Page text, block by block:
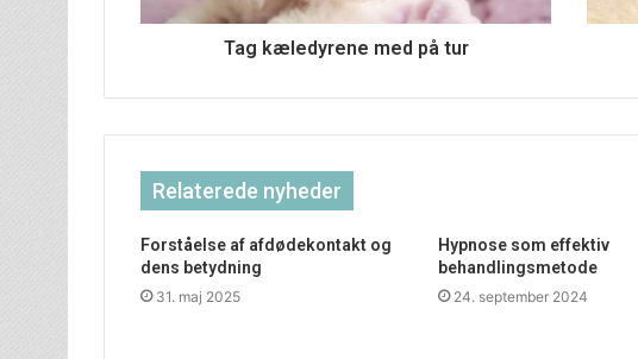
Tag kæledyrene med på tur
Relaterede nyheder
Forståelse af afdødekontakt og
dens betydning
31. maj 2025
Hypnose som effektiv
behandlingsmetode
24. september 2024